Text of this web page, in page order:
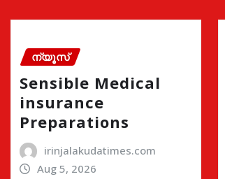
ന്യൂസ്
Sensible Medical
insurance
Preparations
irinjalakudatimes.com
Aug 5, 2026